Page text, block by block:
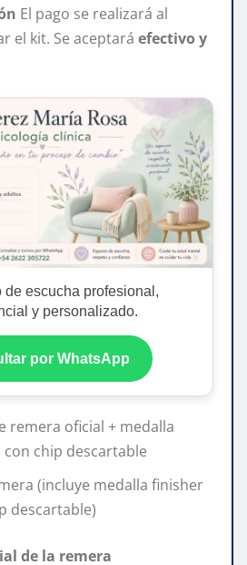
El pago se realizará al
el kit. Se aceptará efectivo y
de escucha profesional,
y personalizado.
por WhatsApp
remera oficial + medalla
chip descartable
(incluye medalla finisher
descartable)
de la remera